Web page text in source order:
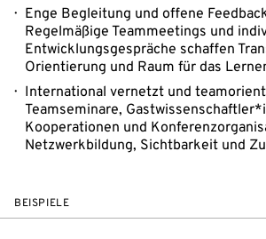
Enge Begleitung und offene
Regelmäßige Teammeetings und
Entwicklungsgespräche schaffen
Orientierung und Raum für das
International vernetzt und
Teamseminare,
Kooperationen und
Netzwerkbildung, Sichtbarkeit und
BEISPIELE